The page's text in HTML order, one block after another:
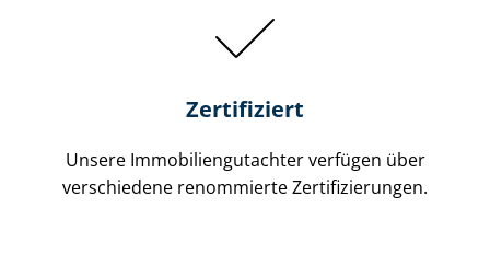
Zertifiziert
Unsere Immobilien­gutachter verfügen über
verschiedene renommierte Zer­ti­fi­zie­run­gen.